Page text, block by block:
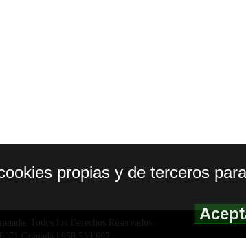
Todos los Derechos Reservados.
propias y de terceros